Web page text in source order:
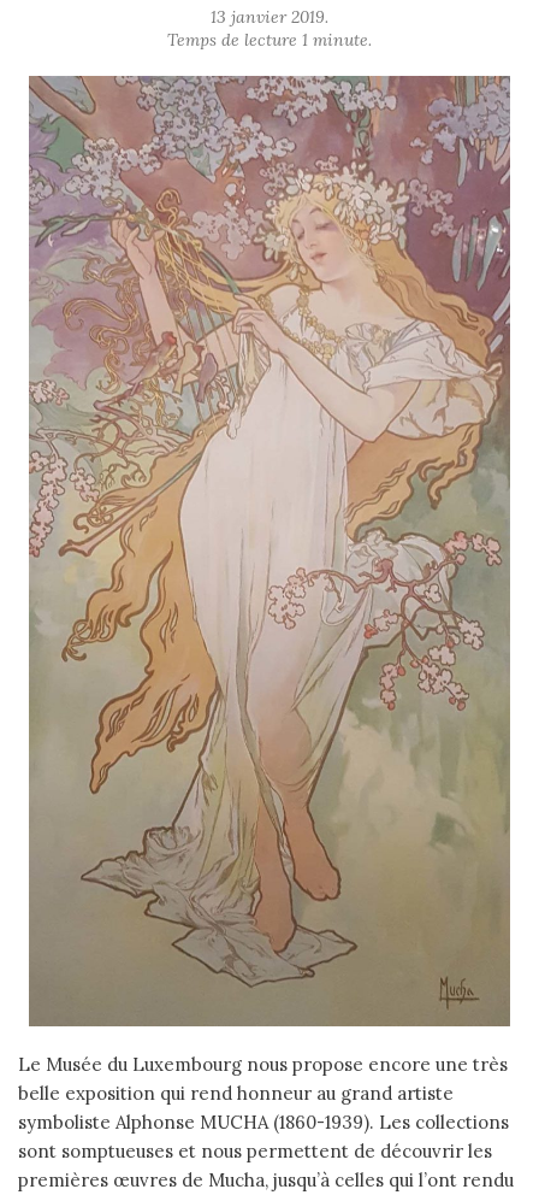
13 janvier 2019.
Temps de lecture 1 minute.
Le Musée du Luxembourg nous propose encore une très
belle exposition qui rend honneur au grand artiste
symboliste Alphonse MUCHA (1860-1939). Les collections
sont somptueuses et nous permettent de découvrir les
premières œuvres de Mucha, jusqu’à celles qui l’ont rendu